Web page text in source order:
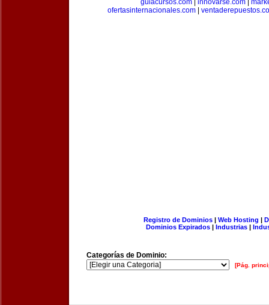
guiacursos.com| innovarse.com|
ofertasinternacionales.com|
Registro de Dominios| Web Hosting |
Dominios Expirados | Industrias |
Categorías de Dominio:
[Pág.